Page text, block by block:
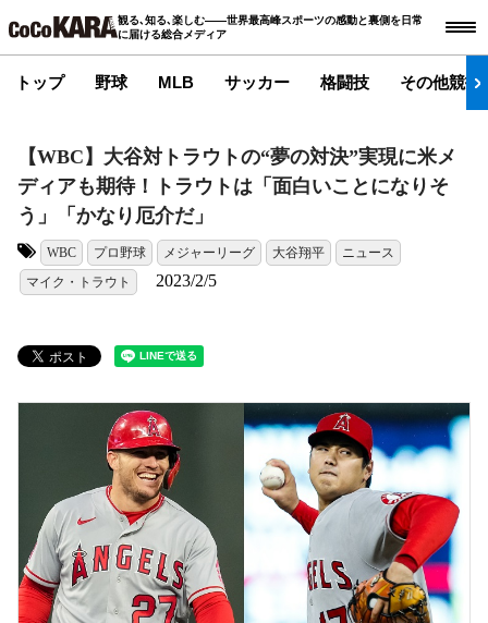
観る､知る､楽しむ――世界最高峰スポーツの感動と裏側を日常
に届ける総合メディア
トップ 野球 MLB サッカー 格闘技 その他競技
【WBC】大谷対トラウトの“夢の対決”実現に米メ
ディアも期待！トラウトは「面白いことになりそ
う」「かなり厄介だ」
WBC プロ野球 メジャーリーグ 大谷翔平
ニュース
マイク・トラウト
2023/2/5